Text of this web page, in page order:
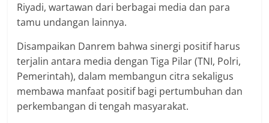
Riyadi, wartawan dari berbagai media dan para
tamu undangan lainnya.
Disampaikan Danrem bahwa sinergi positif harus
terjalin antara media dengan Tiga Pilar (TNI, Polri,
Pemerintah), dalam membangun citra sekaligus
membawa manfaat positif bagi pertumbuhan dan
perkembangan di tengah masyarakat.